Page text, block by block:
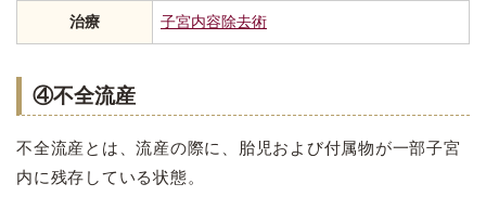
治療 子宮内容除去術
④不全流産
不全流産とは、流産の際に、胎児および付属物が一部子宮
内に残存している状態。